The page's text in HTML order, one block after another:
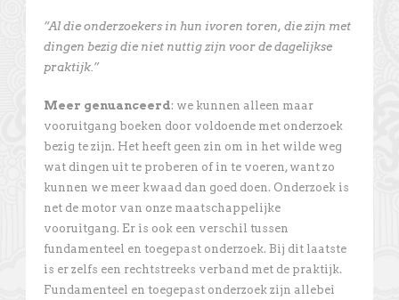
“Al die onderzoekers in hun ivoren toren, die zijn met
dingen bezig die niet nuttig zijn voor de dagelijkse
praktijk.”
Meer genuanceerd: we kunnen alleen maar
vooruitgang boeken door voldoende met onderzoek
bezig te zijn. Het heeft geen zin om in het wilde weg
wat dingen uit te proberen of in te voeren, want zo
kunnen we meer kwaad dan goed doen. Onderzoek is
net de motor van onze maatschappelijke
vooruitgang. Er is ook een verschil tussen
fundamenteel en toegepast onderzoek. Bij dit laatste
is er zelfs een rechtstreeks verband met de praktijk.
Fundamenteel en toegepast onderzoek zijn allebei